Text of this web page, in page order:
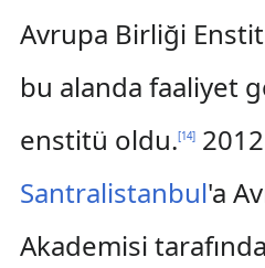
Avrupa Birliği
bu alanda faaliyet
enstitü oldu.[14]2012
Santralistanbul'a
Akademisi